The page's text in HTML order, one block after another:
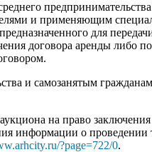
и применяющим
для
договора аренды либо
и самозанятым
на право
информации о проведении
?page=722/0.